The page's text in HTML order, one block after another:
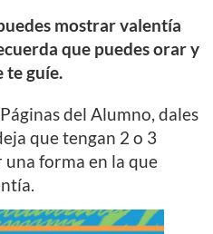
mostrar valentía
que puedes orar y
te guíe.
Páginas del Alumno, dales
que tengan 2 o 3
forma en la que